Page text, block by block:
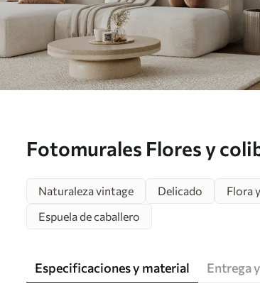
Fotomurales Flores y
Naturaleza vintage Delicado Flora
Espuela de caballero
Especificaciones y material Entrega